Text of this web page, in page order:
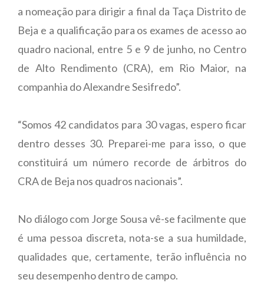
a nomeação para dirigir a final da Taça Distrito de
Beja e a qualificação para os exames de acesso ao
quadro nacional, entre 5 e 9 de junho, no Centro
de Alto Rendimento (CRA), em Rio Maior, na
companhia do Alexandre Sesifredo”.
“Somos 42 candidatos para 30 vagas, espero ficar
dentro desses 30. Preparei-me para isso, o que
constituirá um número recorde de árbitros do
CRA de Beja nos quadros nacionais”.
No diálogo com Jorge Sousa vê-se facilmente que
é uma pessoa discreta, nota-se a sua humildade,
qualidades que, certamente, terão influência no
seu desempenho dentro de campo.